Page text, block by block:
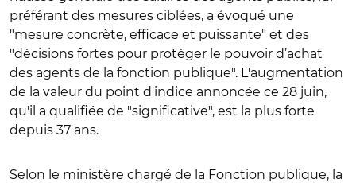
préférant des mesures ciblées, a évoqué une
"mesure concrète, efficace et puissante" et des
"décisions fortes pour protéger le pouvoir d’achat
des agents de la fonction publique". L'augmentation
de la valeur du point d'indice annoncée ce 28 juin,
qu'il a qualifiée de "significative", est la plus forte
depuis 37 ans.
Selon le ministère chargé de la Fonction publique, la